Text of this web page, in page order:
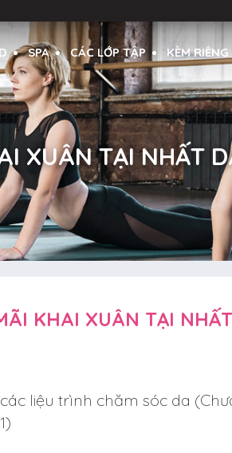
SPA CÁC LỚP TẬP KÈM RIÊNG
XUÂN TẠI NHẤT
KHAI XUÂN TẠI
các liệu trình chăm sóc da